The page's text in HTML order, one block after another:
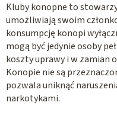
Kluby konopne to
umożliwiają swoim
konsumpcję konopi
mogą być jedynie osoby
koszty uprawy i w zamian
Konopie nie są
pozwala uniknąć
narkotykami.